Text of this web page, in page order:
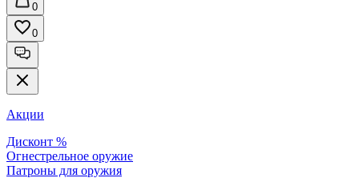
0
0
Акции
Дисконт %
Огнестрельное оружие
Патроны для оружия